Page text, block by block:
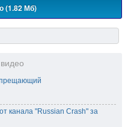
(1.82 Мб)
канала "Russian Crash" за